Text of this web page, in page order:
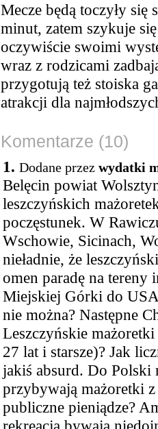
Mecze będą toczyły
minut, zatem szykuje
oczywiście swoimi
wraz z rodzicami
przygotują też stoiska
atrakcji dla
Komentarze (10)
1. Dodane przez wydatki
Belęcin powiat
leszczyńskich
poczęstunek. W
Wschowie, Sicinach,
nieładnie, że
omen paradę na tereny
Miejskiej Górki do
nie można? Następne
Leszczyńskie
27 lat i starsze)? Jak
jakiś absurd. Do Polski
przybywają mażoretki
publiczne pieniądze?